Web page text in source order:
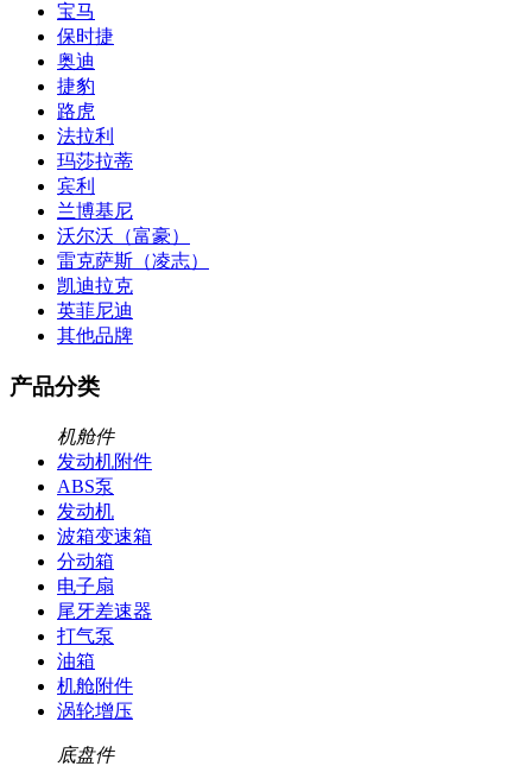
宝马
保时捷
奥迪
捷豹
路虎
法拉利
玛莎拉蒂
宾利
兰博基尼
沃尔沃（富豪）
雷克萨斯（凌志）
凯迪拉克
英菲尼迪
其他品牌
产品分类
机舱件
发动机附件
ABS泵
发动机
波箱变速箱
分动箱
电子扇
尾牙差速器
打气泵
油箱
机舱附件
涡轮增压
底盘件